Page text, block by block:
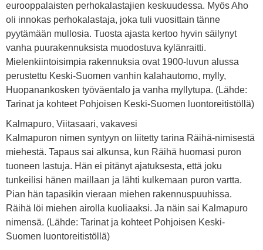
eurooppalaisten perhokalastajien keskuudessa. Myös Aho
oli innokas perhokalastaja, joka tuli vuosittain tänne
pyytämään mullosia. Tuosta ajasta kertoo hyvin säilynyt
vanha puurakennuksista muodostuva kylänraitti.
Mielenkiintoisimpia rakennuksia ovat 1900-luvun alussa
perustettu Keski-Suomen vanhin kalahautomo, mylly,
Huopanankosken työväentalo ja vanha myllytupa. (Lähde:
Tarinat ja kohteet Pohjoisen Keski-Suomen luontoreitistöllä)
Kalmapuro, Viitasaari, vakavesi
Kalmapuron nimen syntyyn on liitetty tarina Räihä-nimisestä
miehestä. Tapaus sai alkunsa, kun Räihä huomasi puron
tuoneen lastuja. Hän ei pitänyt ajatuksesta, että joku
tunkeilisi hänen maillaan ja lähti kulkemaan puron vartta.
Pian hän tapasikin vieraan miehen rakennuspuuhissa.
Räihä löi miehen airolla kuoliaaksi. Ja näin sai Kalmapuro
nimensä. (Lähde: Tarinat ja kohteet Pohjoisen Keski-
Suomen luontoreitistöllä)